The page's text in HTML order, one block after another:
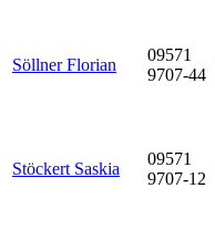
Söllner Florian
09571
9707-44
Stöckert Saskia
09571
9707-12